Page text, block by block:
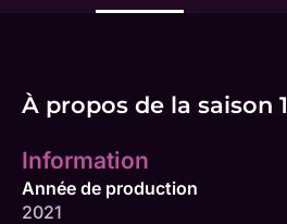
À propos de la saison 1
Information
Année de production
2021